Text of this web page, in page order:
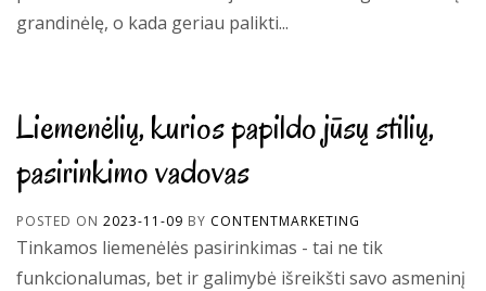
grandinėlę, o kada geriau palikti...
Liemenėlių, kurios papildo jūsų stilių,
pasirinkimo vadovas
POSTED ON 2023-11-09 BY CONTENTMARKETING
Tinkamos liemenėlės pasirinkimas - tai ne tik
funkcionalumas, bet ir galimybė išreikšti savo asmeninį